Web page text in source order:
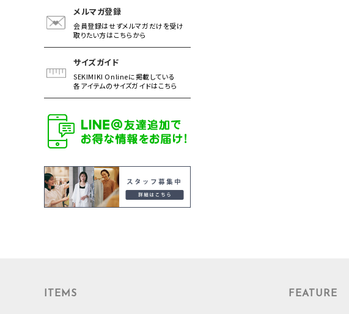
メルマガ登録
会員登録はせずメルマガだけを受け
取りたい方はこちらから
サイズガイド
SEKIMIKI Onlineに掲載している
各アイテムのサイズガイドはこちら
ITEMS FEATURE